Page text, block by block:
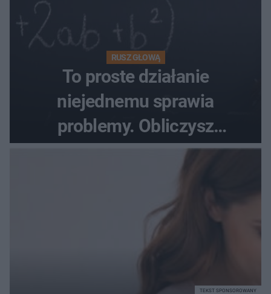
RUSZ GŁOWĄ
To proste działanie
niejednemu sprawia
problemy. Obliczysz
poprawnie, ile to jest
TEKST SPONSOROWANY